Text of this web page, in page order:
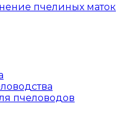
пчелиных маток
пчеловодов